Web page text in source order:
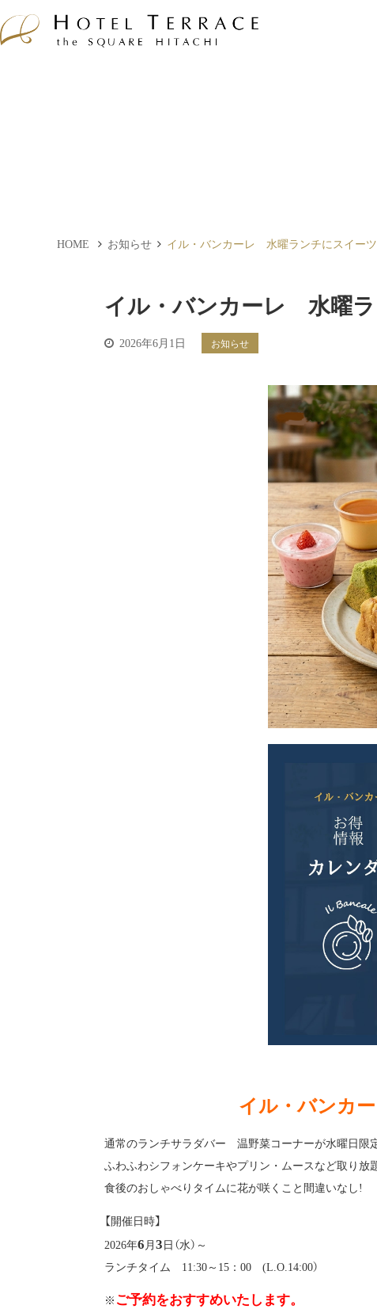
HOME お知らせ イル・バンカーレ 水曜ランチにスイー
イル・バンカーレ 水曜ラ
2026年6月1日 お知らせ
イル・バンカ
通常のランチサラダバー 温野菜コーナーが水曜日限
ふわふわシフォンケーキやプリン・ムースなど取り放
食後のおしゃべりタイムに花が咲くこと間違いなし!
【開催日時】
2026年6 月3日（水）～
ランチタイム 11:30～15：00 (L.O.14:00）
※ ご予約をおすすめいたします。